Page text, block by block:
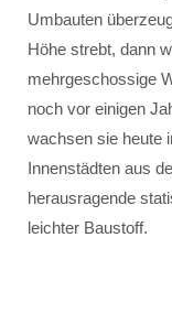
Umbauten
Höhe strebt, dann
mehrgeschossige
noch vor einigen
wachsen sie heute
Innenstädten aus
herausragende
leichter Baustoff.